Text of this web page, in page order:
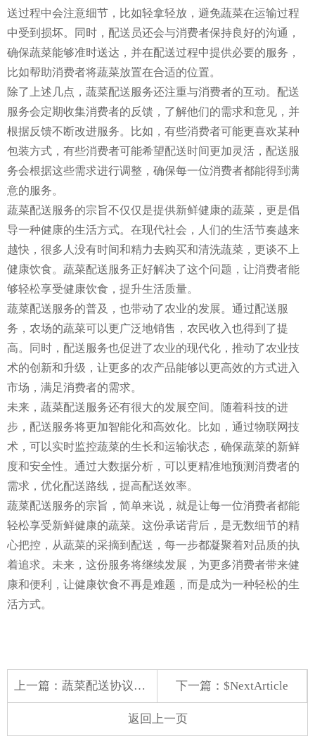
送过程中会注意细节，比如轻拿轻放，避免蔬菜在运输过程
中受到损坏。同时，配送员还会与消费者保持良好的沟通，
确保蔬菜能够准时送达，并在配送过程中提供必要的服务，
比如帮助消费者将蔬菜放置在合适的位置。
除了上述几点，蔬菜配送服务还注重与消费者的互动。配送
服务会定期收集消费者的反馈，了解他们的需求和意见，并
根据反馈不断改进服务。比如，有些消费者可能更喜欢某种
包装方式，有些消费者可能希望配送时间更加灵活，配送服
务会根据这些需求进行调整，确保每一位消费者都能得到满
意的服务。
蔬菜配送服务的宗旨不仅仅是提供新鲜健康的蔬菜，更是倡
导一种健康的生活方式。在现代社会，人们的生活节奏越来
越快，很多人没有时间和精力去购买和清洗蔬菜，更谈不上
健康饮食。蔬菜配送服务正好解决了这个问题，让消费者能
够轻松享受健康饮食，提升生活质量。
蔬菜配送服务的普及，也带动了农业的发展。通过配送服
务，农场的蔬菜可以更广泛地销售，农民收入也得到了提
高。同时，配送服务也促进了农业的现代化，推动了农业技
术的创新和升级，让更多的农产品能够以更高效的方式进入
市场，满足消费者的需求。
未来，蔬菜配送服务还有很大的发展空间。随着科技的进
步，配送服务将更加智能化和高效化。比如，通过物联网技
术，可以实时监控蔬菜的生长和运输状态，确保蔬菜的新鲜
度和安全性。通过大数据分析，可以更精准地预测消费者的
需求，优化配送路线，提高配送效率。
蔬菜配送服务的宗旨，简单来说，就是让每一位消费者都能
轻松享受新鲜健康的蔬菜。这份承诺背后，是无数细节的精
心把控，从蔬菜的采摘到配送，每一步都凝聚着对品质的执
着追求。未来，这份服务将继续发展，为更多消费者带来健
康和便利，让健康饮食不再是难题，而是成为一种轻松的生
活方式。
上一篇： 蔬菜配送协议续签申请 下一篇：$NextArticle
返回上一页